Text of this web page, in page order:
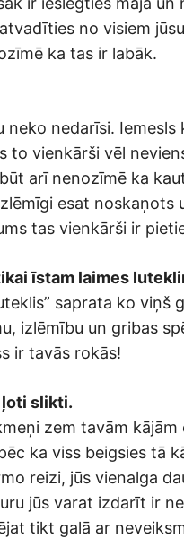
no visiem
ka tas ir labāk.
neko nedarīsi.
to vienkārši vēl
arī nenozīmē ka
esat noskaņots
tas vienkārši ir
īstam laimes
saprata ko viņš
izlēmību un gribas
ir tavās rokās!
ļoti slikti.
zem tavām
ka viss beigsies tā
reizi, jūs vienalga
jūs varat izdarīt ir
tikt galā ar